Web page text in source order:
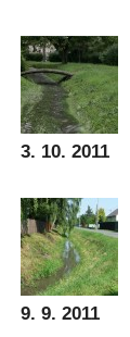
3. 10. 2011
9. 9. 2011